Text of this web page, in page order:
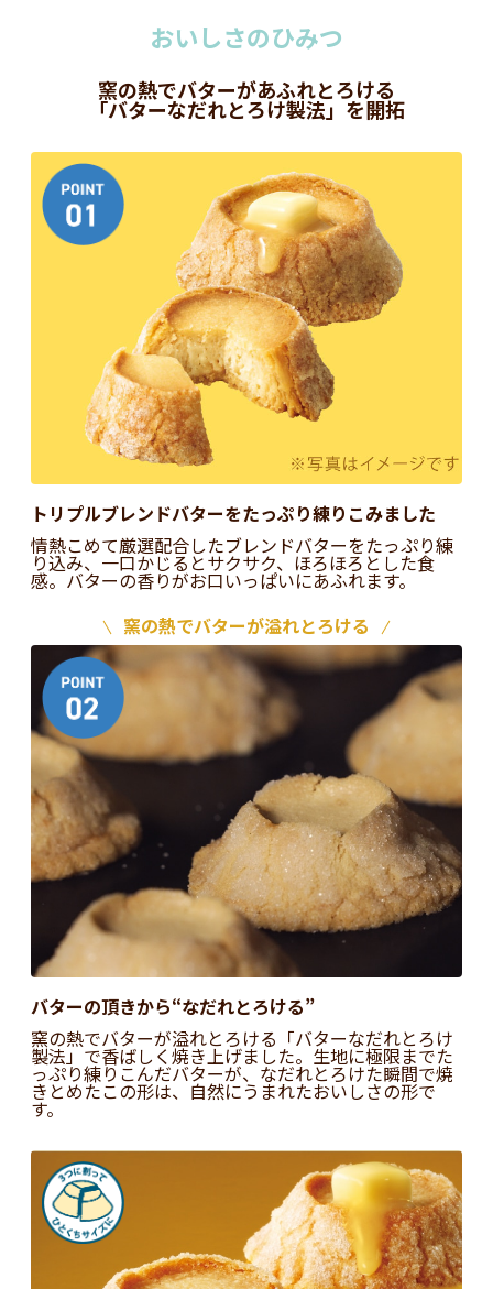
おいしさのひみつ
窯の熱でバターがあふれとろける
「バターなだれとろけ製法」を開拓
トリプルブレンドバターをたっぷり練りこみました
情熱こめて厳選配合したブレンドバターをたっぷり練
り込み、一口かじるとサクサク、ほろほろとした食
感。バターの香りがお口いっぱいにあふれます。
窯の熱でバターが溢れとろける
バターの頂きから“なだれとろける”
窯の熱でバターが溢れとろける「バターなだれとろけ
製法」で香ばしく焼き上げました。生地に極限までた
っぷり練りこんだバターが、なだれとろけた瞬間で焼
きとめたこの形は、自然にうまれたおいしさの形で
す。